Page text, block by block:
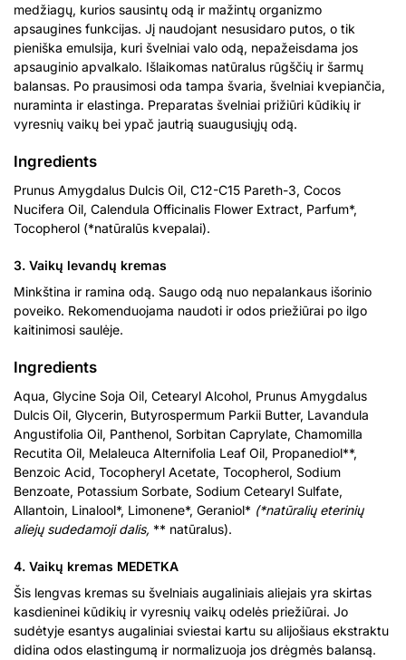
medžiagų, kurios sausintų odą ir mažintų organizmo
apsaugines funkcijas. Jį naudojant nesusidaro putos, o tik
pieniška emulsija, kuri švelniai valo odą, nepažeisdama jos
apsauginio apvalkalo. Išlaikomas natūralus rūgščių ir šarmų
balansas. Po prausimosi oda tampa švaria, švelniai kvepiančia,
nuraminta ir elastinga. Preparatas švelniai prižiūri kūdikių ir
vyresnių vaikų bei ypač jautrią suaugusiųjų odą.
Ingredients
Prunus Amygdalus Dulcis Oil, C12-C15 Pareth-3, Cocos
Nucifera Oil, Calendula Officinalis Flower Extract, Parfum*,
Tocopherol (*natūralūs kvepalai).
3. Vaikų levandų kremas
Minkština ir ramina odą. Saugo odą nuo nepalankaus išorinio
poveiko. Rekomenduojama naudoti ir odos priežiūrai po ilgo
kaitinimosi saulėje.
Ingredients
Aqua, Glycine Soja Oil, Cetearyl Alcohol, Prunus Amygdalus
Dulcis Oil, Glycerin, Butyrospermum Parkii Butter, Lavandula
Angustifolia Oil, Panthenol, Sorbitan Caprylate, Chamomilla
Recutita Oil, Melaleuca Alternifolia Leaf Oil, Propanediol**,
Benzoic Acid, Tocopheryl Acetate, Tocopherol, Sodium
Benzoate, Potassium Sorbate, Sodium Cetearyl Sulfate,
Allantoin, Linalool*, Limonene*, Geraniol* (*natūralių eterinių
aliejų sudedamoji dalis, ** natūralus).
4. Vaikų kremas MEDETKA
Šis lengvas kremas su švelniais augaliniais aliejais yra skirtas
kasdieninei kūdikių ir vyresnių vaikų odelės priežiūrai. Jo
sudėtyje esantys augaliniai sviestai kartu su alijošiaus ekstraktu
didina odos elastingumą ir normalizuoja jos drėgmės balansą.